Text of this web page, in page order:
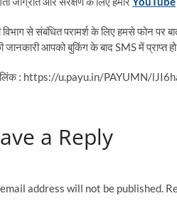
विभाग से संबंधित परामर्श के लिए हमसे फोन पर
जानकारी आपको बुकिंग के बाद SMS में प्राप्त
: https://u.payu.in/PAYUMN/
a Reply
address will not be published.